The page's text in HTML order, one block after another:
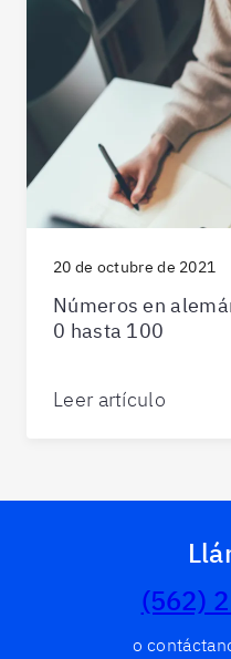
20 de octubre de 2021
Números en
0 hasta 100
Leer artículo
(562)
o